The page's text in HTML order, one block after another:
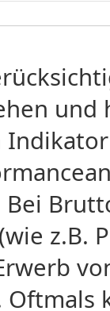
z.B.